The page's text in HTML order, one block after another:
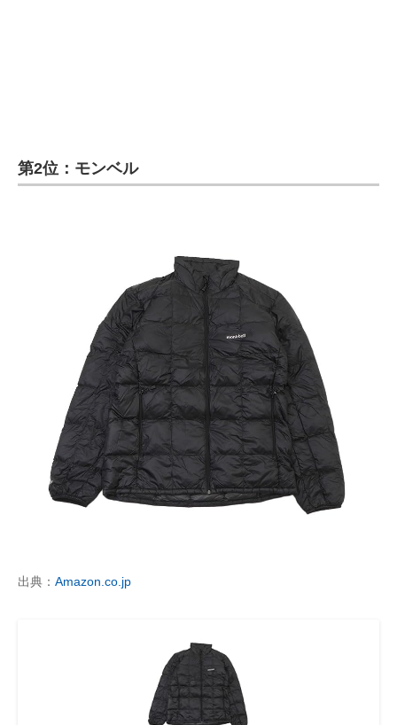
第2位：モンベル
出典： Amazon.co.jp